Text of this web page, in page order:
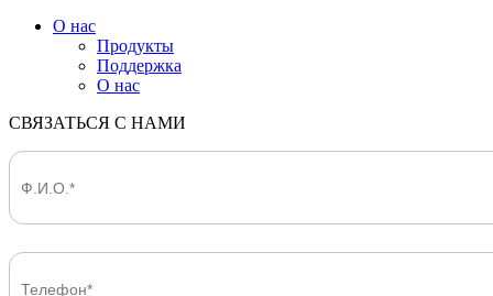
О нас
Продукты
Поддержка
О нас
СВЯЗАТЬСЯ С НАМИ